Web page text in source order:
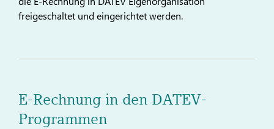
freigeschaltet und eingerichtet werden.
E-Rechnung in den DATEV-
Programmen